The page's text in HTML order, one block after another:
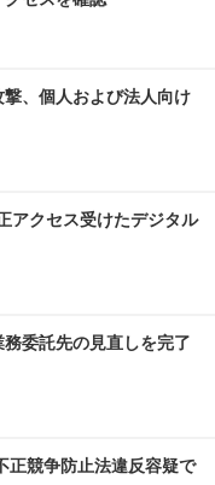
、個人および法人向け
アクセス受けたデジタル
委託先の見直しを完了
正競争防止法違反容疑で